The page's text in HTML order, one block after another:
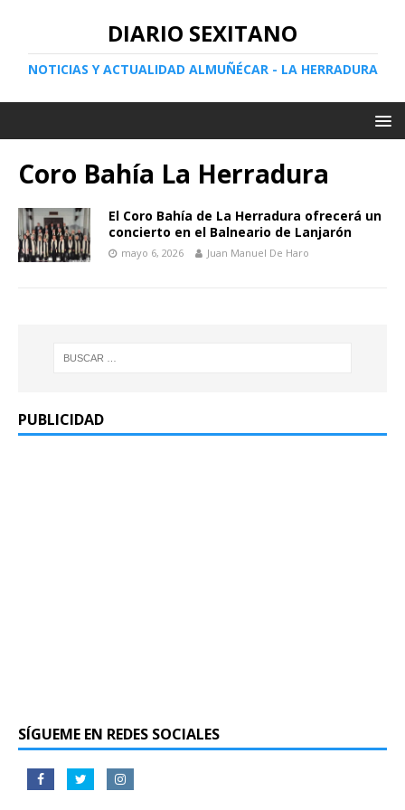
DIARIO SEXITANO
NOTICIAS Y ACTUALIDAD ALMUÑÉCAR - LA HERRADURA
Coro Bahía La Herradura
El Coro Bahía de La Herradura ofrecerá un
concierto en el Balneario de Lanjarón
mayo 6, 2026 Juan Manuel De Haro
PUBLICIDAD
SÍGUEME EN REDES SOCIALES